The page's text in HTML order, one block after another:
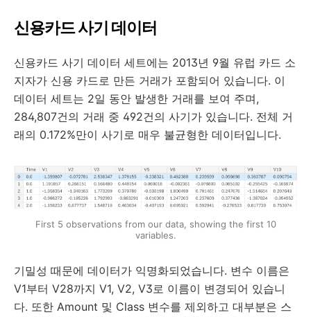
신용카드 사기 데이터
신용카드 사기 데이터 세트에는 2013년 9월 유럽 카드 소
지자가 신용 카드로 만든 거래가 포함되어 있습니다. 이
데이터 세트는 2일 동안 발생한 거래를 보여 주며,
284,807건의 거래 중 492건의 사기가 있습니다. 전체 거
래의 0.172%만이 사기로 매우 불균형한 데이터입니다.
First 5 observations from our data, showing the first 10
variables.
기밀성 때문에 데이터가 익명화되었습니다. 변수 이름은
V1부터 V28까지 V1, V2, V3로 이름이 변경되어 있습니
다. 또한 Amount 및 Class 변수를 제외하고 대부분은 스